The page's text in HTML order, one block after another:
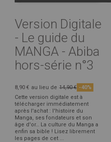
Version Digitale
- Le guide du
MANGA - Abiba
hors-série n°3
8,90 € au lieu de 14,90 € -40%
Cette version digitale est à
télécharger immédiatement
après l'achat : l'histoire du
Manga, ses fondateurs et son
âge d'or… La culture du Manga a
enfin sa bible ! Lisez librement
les pages de cet ...